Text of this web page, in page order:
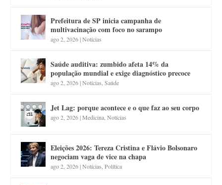
Prefeitura de SP inicia campanha de
multivacinação com foco no sarampo
ago 2, 2026|Notícias
Saúde auditiva: zumbido afeta 14% da
população mundial e exige diagnóstico precoce
ago 2, 2026|Notícias ,Saúde
Jet Lag: porque acontece e o que faz ao seu corpo
ago 2, 2026|Medicina ,Notícias
Eleições 2026: Tereza Cristina e Flávio Bolsonaro
negociam vaga de vice na chapa
ago 2, 2026|Notícias ,Política